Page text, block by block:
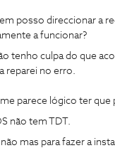
posso direccionar a
a funcionar?
tenho culpa do que
reparei no erro.
parece lógico ter
não tem TDT.
não mas para fazer a